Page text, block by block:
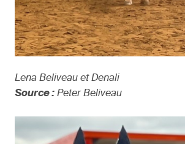
Lena Beliveau et Denali
Source : Peter Beliveau